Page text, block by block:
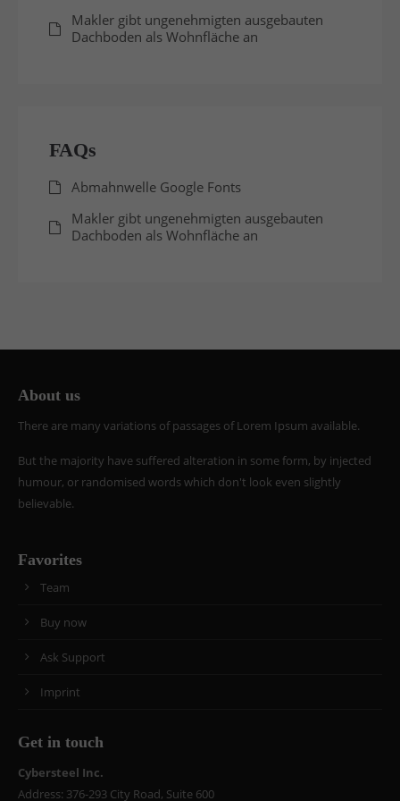
info@yourdomain.com
Aenean commodo ligula eget dolor. Aenean massa.
Cum sociis natoque penatibus et magnis dis
parturient montes, nascetur ridiculus mus. Donec
Makler gibt ungenehmigten ausgebauten
Dachboden als Wohnfläche an
FAQs
Abmahnwelle Google Fonts
Makler gibt ungenehmigten ausgebauten
Dachboden als Wohnfläche an
About us
There are many variations of passages of Lorem Ipsum available.
But the majority have suffered alteration in some form, by injected
humour, or randomised words which don't look even slightly
believable.
Favorites
Team
Buy now
Ask Support
Imprint
Get in touch
Cybersteel Inc.
Address: 376-293 City Road, Suite 600